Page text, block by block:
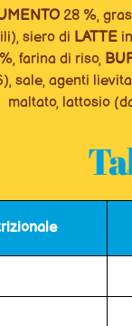
28 %,
siero di LATTE
farina di riso,
sale, agenti
maltato, lattosio